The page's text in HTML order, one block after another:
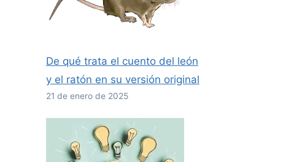
De qué trata el cuento del león
y el ratón en su versión original
21 de enero de 2025